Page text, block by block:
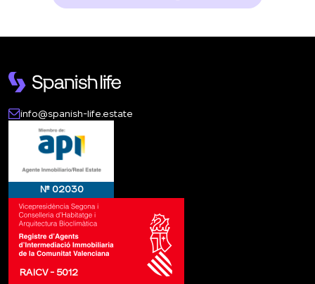
info@spanish-life.estate
№ 02030
RAICV - 5012